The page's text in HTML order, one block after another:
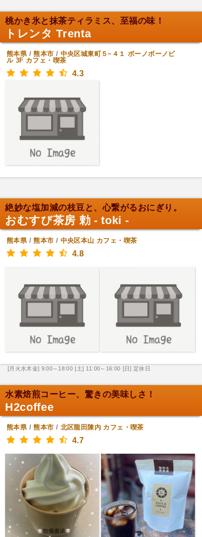
桃かき氷と抹茶ティラミス、至福の味！
トレンタ Trenta
熊本県/熊本市 / 中央区城東町５−４１ ボーノボーノビ
ル 3F カフェ・喫茶
4.3
絶妙な塩加減の枝豆と、心繋がるおにぎり。
おむすび茶房 勅 - toki -
熊本県/熊本市 / 中央区本山 カフェ・喫茶
4.8
[月火水木金] 9:00～18:00 [土] 11:00～16:00 [日] 定休日
水素焙煎コーヒー、驚きの美味しさ！
H2coffee
熊本県/熊本市 / 北区龍田陳内 カフェ・喫茶
4.7